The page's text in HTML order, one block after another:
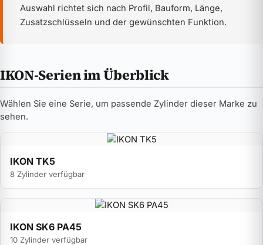
Auswahl richtet sich nach Profil, Bauform, Länge,
Zusatzschlüsseln und der gewünschten Funktion.
IKON-Serien im Überblick
Wählen Sie eine Serie, um passende Zylinder dieser Marke zu
sehen.
IKON TK5
8 Zylinder verfügbar
IKON SK6 PA45
10 Zylinder verfügbar